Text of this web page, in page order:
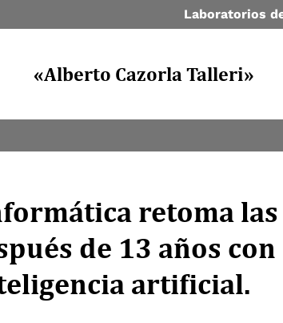
Laboratorios
«Alberto Cazorla Talleri»
retoma las
de 13 años con
artificial.